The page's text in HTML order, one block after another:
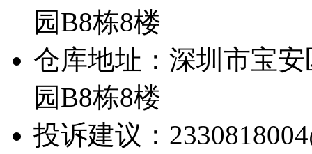
园B8栋8楼
仓库地址：深圳市宝
园B8栋8楼
投诉建议：